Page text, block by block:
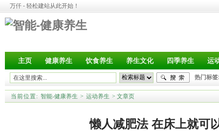
万仟 - 轻松建站从此开始！
主页 健康养生 饮食养生 养生文化 四季养生 运
热门标
当前位置: 智能-健康养生 > 运动养生 > 文章页
懒人减肥法 在床上就可